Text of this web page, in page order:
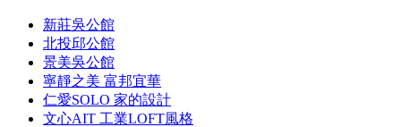
新莊吳公館
北投邱公館
景美吳公館
寧靜之美 富邦宜華
仁愛SOLO 家的設計
文心AIT 工業LOFT風格